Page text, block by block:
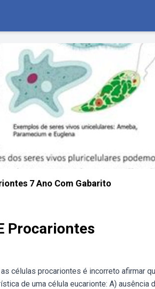
7 Ano Com Gabarito
Procariontes
células procariontes é incorreto afirmar
de uma célula eucarionte: A) ausência